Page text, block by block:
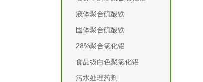
液体聚合硫酸铁
固体聚合硫酸铁
28%聚合氯化铝
食品级白色聚氯化铝
污水处理药剂